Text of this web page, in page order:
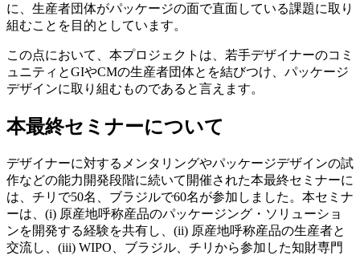
に、生産者団体がパッケージの面で直面している課題に取り
組むことを目的としています。
この点において、本プロジェクトは、若手デザイナーのコミ
ュニティとGIやCMの生産者団体とを結びつけ、パッケージ
デザインに取り組むものであると言えます。
本最終セミナーについて
デザイナーに対するメンタリングやパッケージデザインの試
作などの能力開発段階に続いて開催された本最終セミナーに
は、チリで50名、ブラジルで60名が参加しました。本セミナ
ーは、(i) 原産地呼称産品のパッケージング・ソリューショ
ンを開発する経験を共有し、(ii) 原産地呼称産品の生産者と
交流し、(iii) WIPO、ブラジル、チリから参加した知財専門